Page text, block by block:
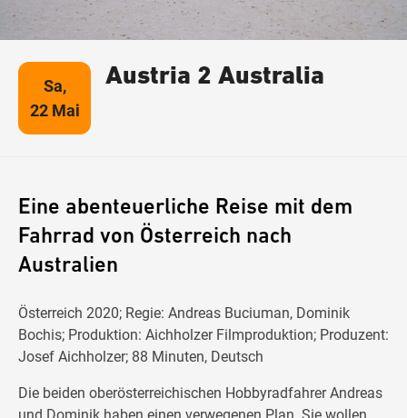
Sa,
22 Mai
Austria 2 Australia
Eine abenteuerliche Reise mit dem
Fahrrad von Österreich nach
Australien
Österreich 2020; Regie: Andreas Buciuman, Dominik
Bochis; Produktion: Aichholzer Filmproduktion; Produzent:
Josef Aichholzer; 88 Minuten, Deutsch
Die beiden oberösterreichischen Hobbyradfahrer Andreas